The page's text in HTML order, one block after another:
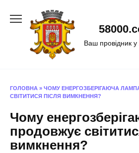
Ваш провідник у
ГОЛОВНА » ЧОМУ ЕНЕРГОЗБЕРІГАЮЧА
СВІТИТИСЯ ПІСЛЯ ВИМКНЕННЯ?
Чому
продовжує
вимкнення?